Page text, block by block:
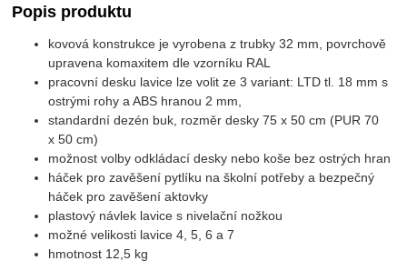
Popis produktu
kovová konstrukce je vyrobena z trubky 32 mm, povrchově
upravena komaxitem dle vzorníku RAL
pracovní desku lavice lze volit ze 3 variant: LTD tl. 18 mm s
ostrými rohy a ABS hranou 2 mm,
standardní dezén buk, rozměr desky 75 x 50 cm (PUR 70
x 50 cm)
možnost volby odkládací desky nebo koše bez ostrých hran
háček pro zavěšení pytlíku na školní potřeby a bezpečný
háček pro zavěšení aktovky
plastový návlek lavice s nivelační nožkou
možné velikosti lavice 4, 5, 6 a 7
hmotnost 12,5 kg